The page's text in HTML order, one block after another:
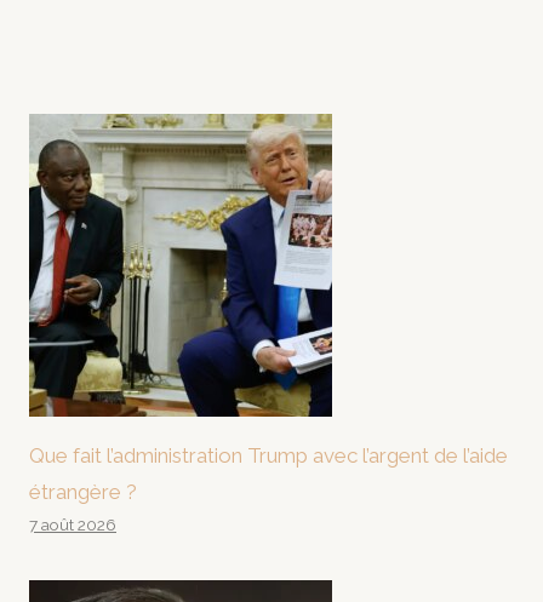
Que fait l’administration Trump avec l’argent de l’aide
étrangère ?
7 août 2026